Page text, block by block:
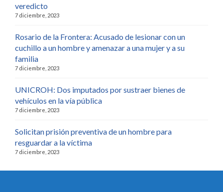
veredicto
7 diciembre, 2023
Rosario de la Frontera: Acusado de lesionar con un
cuchillo a un hombre y amenazar a una mujer y a su
familia
7 diciembre, 2023
UNICROH: Dos imputados por sustraer bienes de
vehículos en la vía pública
7 diciembre, 2023
Solicitan prisión preventiva de un hombre para
resguardar a la víctima
7 diciembre, 2023